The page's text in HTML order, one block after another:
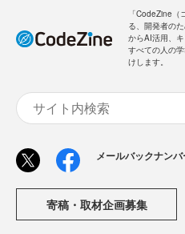
「CodeZine
る、開発者の
からAI活用、
すべての人の
けします。
メールバックナンバ
寄稿・取材企画募集